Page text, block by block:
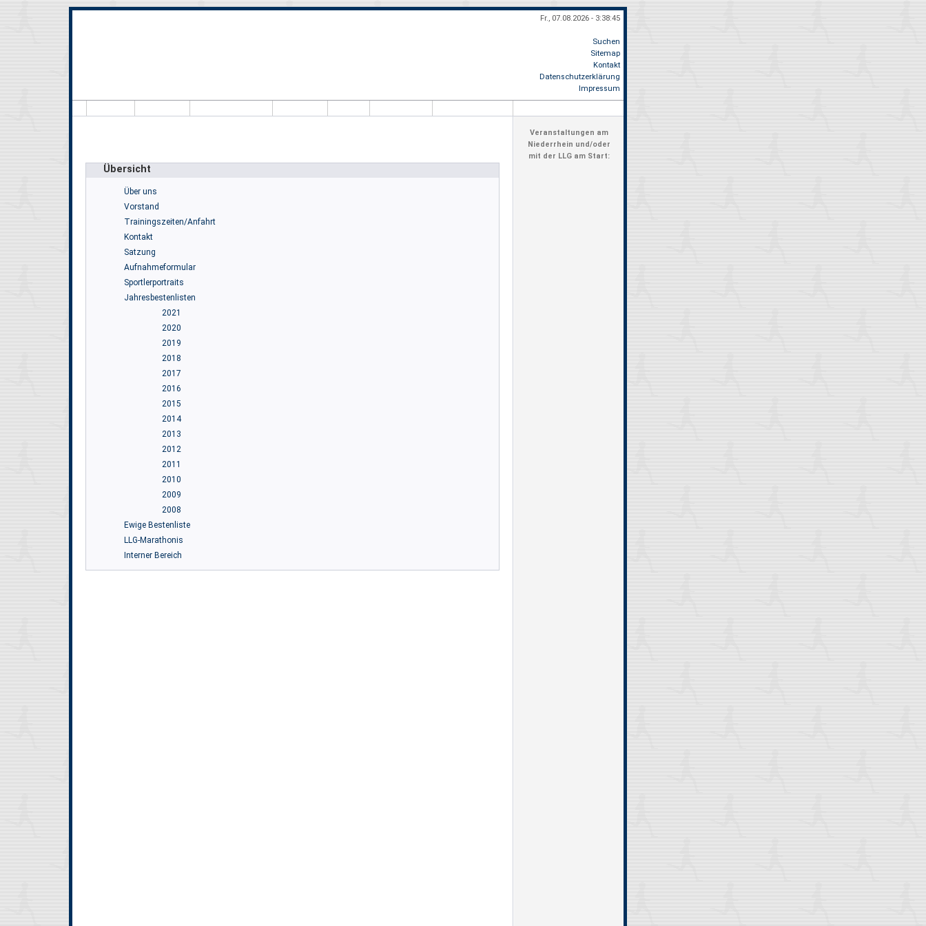
Fr., 07.08.2026 - 3:38:46
Suchen
Sitemap
Kontakt
Datenschutzerklärung
Impressum
- schön, daß Du uns im Netz gefunden hast! + + + Herbstlauf Niederrhein Kerken am 12. Oktober, 10km: Jürgen Metternich
Übersicht
Über uns
Vorstand
Trainingszeiten/Anfahrt
Kontakt
Satzung
Aufnahmeformular
Sportlerportraits
Jahresbestenlisten
2021
2020
2019
2018
2017
2016
2015
2014
2013
2012
2011
2010
2009
2008
Ewige Bestenliste
LLG-Marathonis
Interner Bereich
Veranstaltungen am
Niederrhein und/oder
mit der LLG am Start: